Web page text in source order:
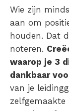
Wie zijn
aan om
houden. Dat
noteren.
waarop je 3
dankbaar
van je
zelfgemaakte